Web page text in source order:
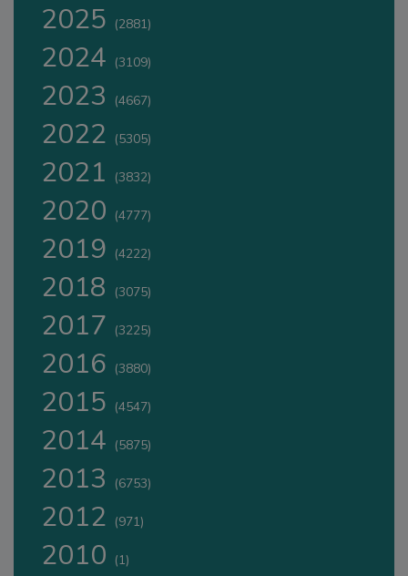
2025 (2881)
2024 (3109)
2023 (4667)
2022 (5305)
2021 (3832)
2020 (4777)
2019 (4222)
2018 (3075)
2017 (3225)
2016 (3880)
2015 (4547)
2014 (5875)
2013 (6753)
2012 (971)
2010 (1)